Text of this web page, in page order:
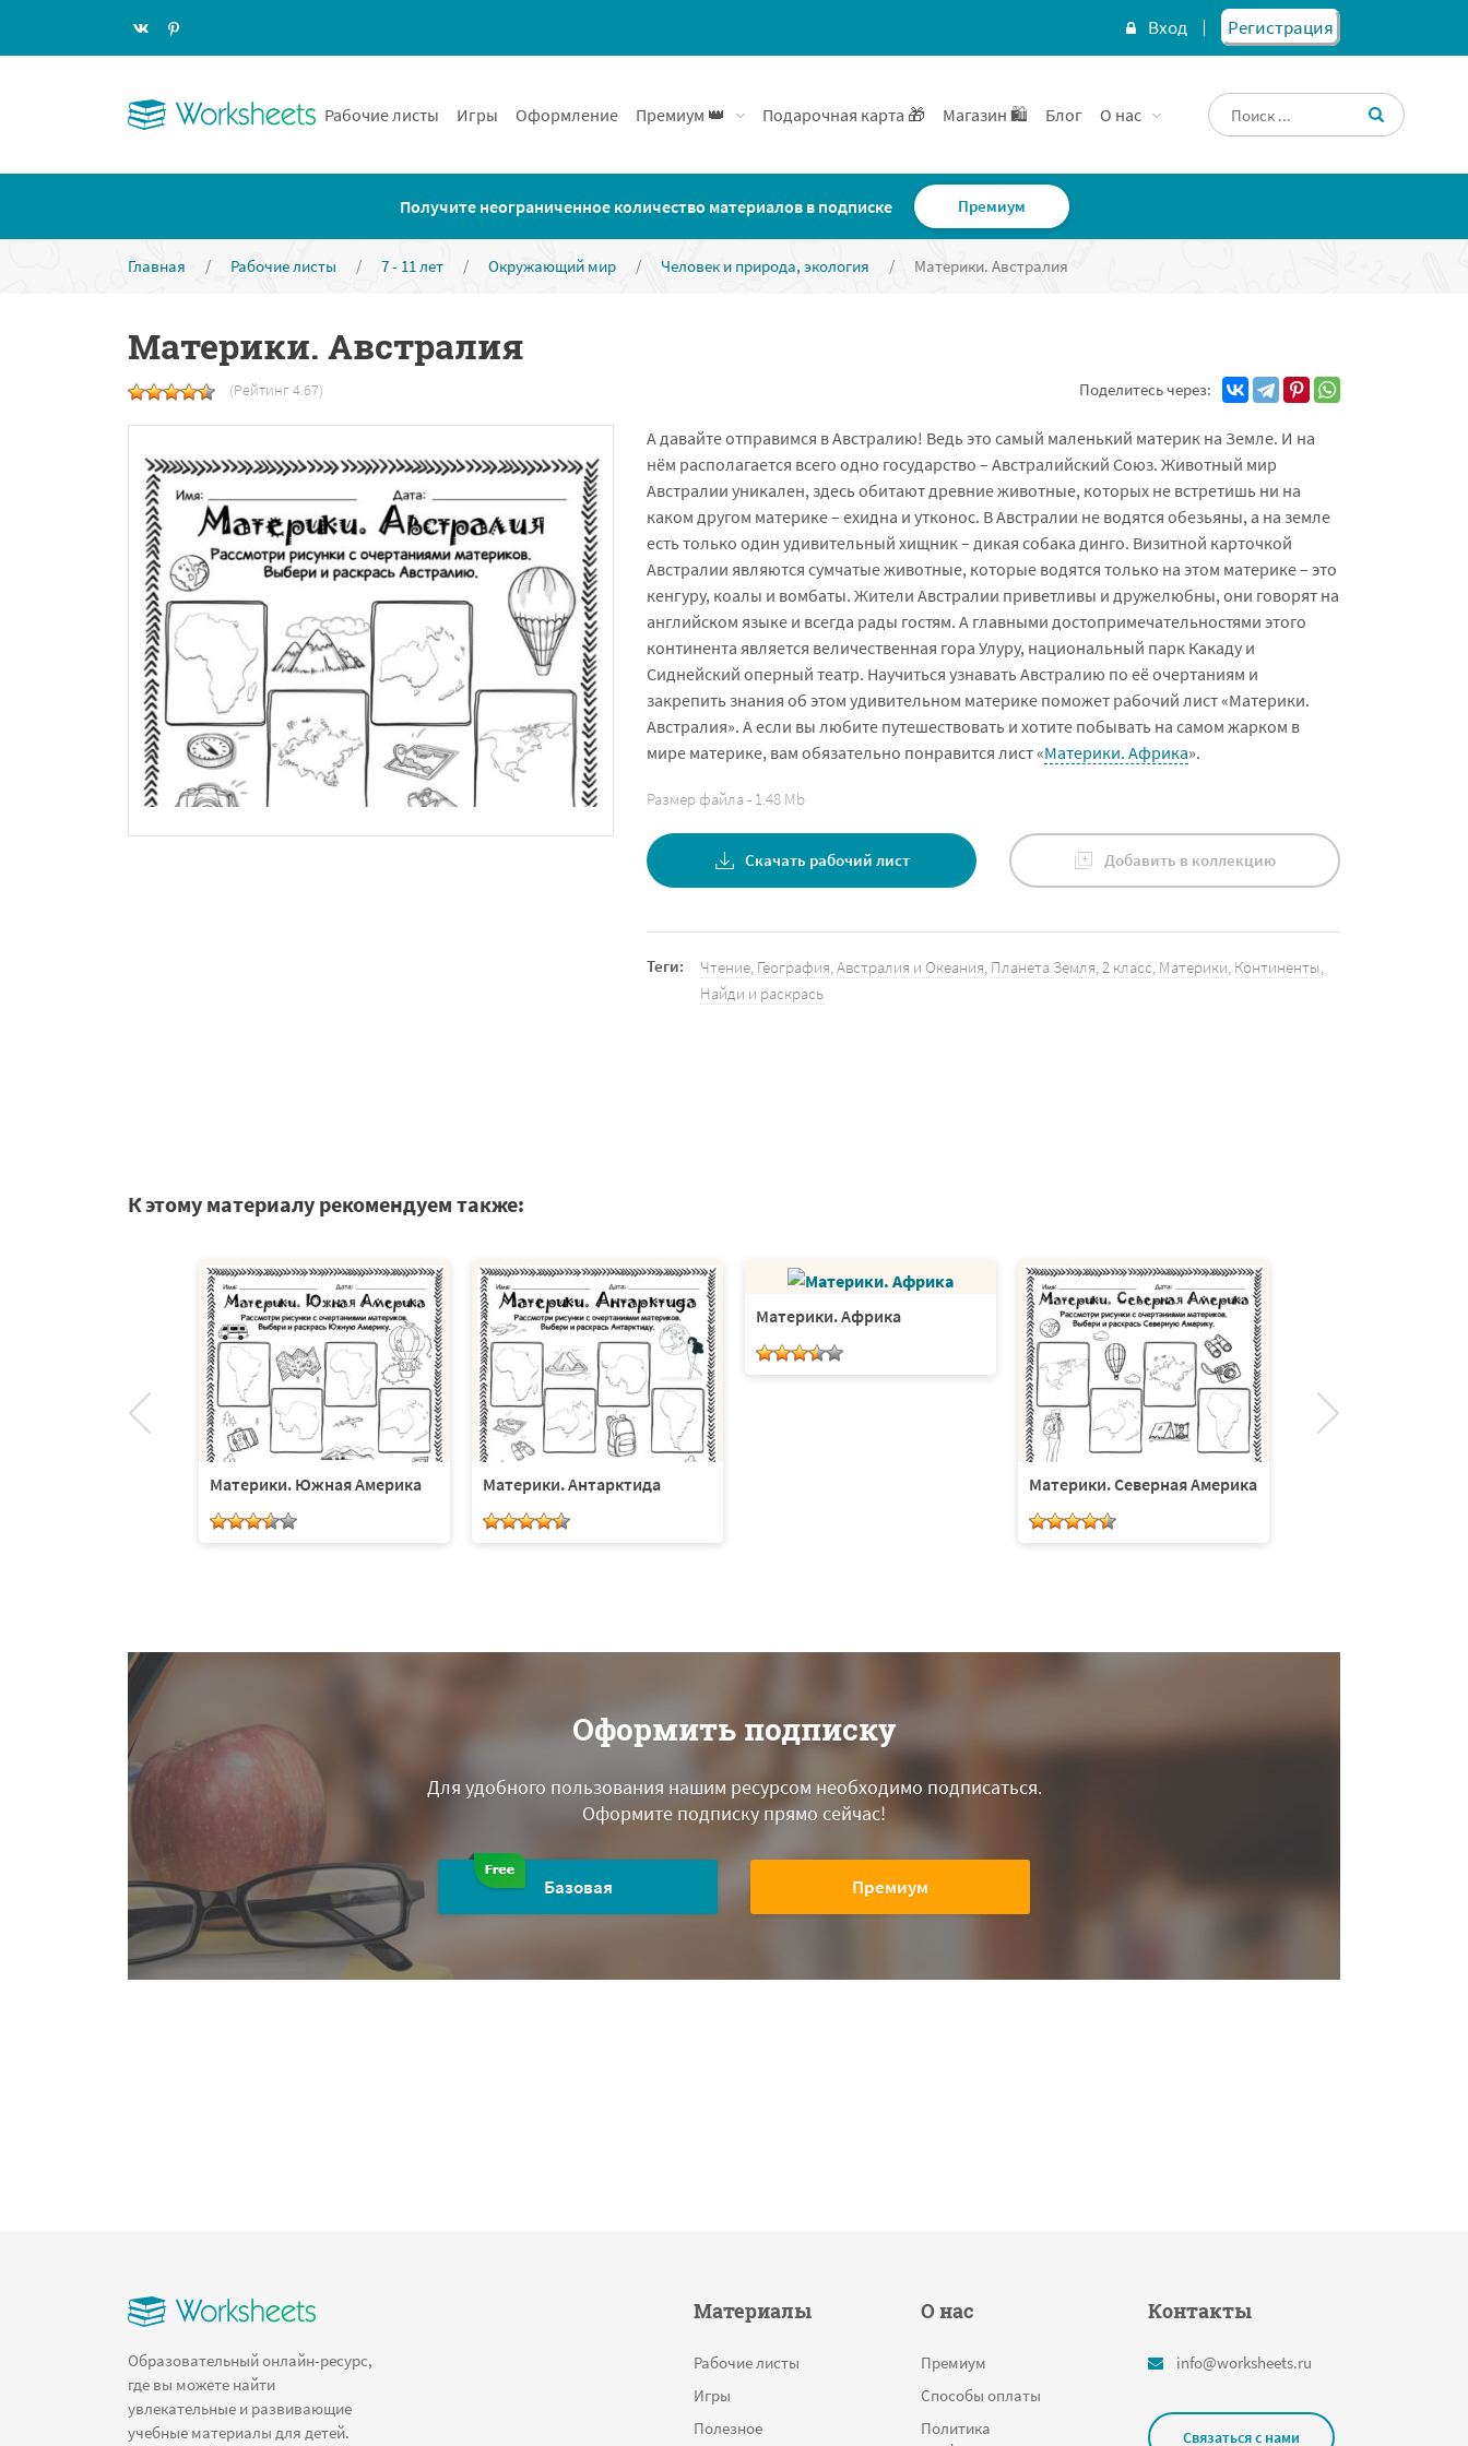
Вход Регистрация
Рабочие листы Игры Оформление Премиум 👑 Подарочная карта 🎁 Магазин 🛍️ Блог О нас
Получите неограниченное количество материалов в подписке Премиум
Главная / Рабочие листы / 7 - 11 лет / Окружающий мир / Человек и природа, экология / Материки. Австралия
Материки. Австралия
(Рейтинг 4.67) Поделитесь через:
А давайте отправимся в Австралию! Ведь это самый маленький материк на Земле. И на
нём располагается всего одно государство – Австралийский Союз. Животный мир
Австралии уникален, здесь обитают древние животные, которых не встретишь ни на
каком другом материке – ехидна и утконос. В Австралии не водятся обезьяны, а на земле
есть только один удивительный хищник – дикая собака динго. Визитной карточкой
Австралии являются сумчатые животные, которые водятся только на этом материке – это
кенгуру, коалы и вомбаты. Жители Австралии приветливы и дружелюбны, они говорят на
английском языке и всегда рады гостям. А главными достопримечательностями этого
континента является величественная гора Улуру, национальный парк Какаду и
Сиднейский оперный театр. Научиться узнавать Австралию по её очертаниям и
закрепить знания об этом удивительном материке поможет рабочий лист «Материки.
Австралия». А если вы любите путешествовать и хотите побывать на самом жарком в
мире материке, вам обязательно понравится лист «Материки. Африка».
Размер файла - 1.48 Mb
Скачать рабочий лист Добавить в коллекцию
Теги: Чтение, География,Австралия и Океания, Планета Земля,2 класс, Материки, Континенты,
Найди и раскрась
К этому материалу рекомендуем также:
Материки. Южная Америка Материки. Антарктида
Материки. Африка
Материки. Северная Америка
Оформить подписку
Для удобного пользования нашим ресурсом необходимо подписаться.
Оформите подписку прямо сейчас!
Базовая Премиум
Образовательный онлайн-ресурс,
где вы можете найти
увлекательные и развивающие
учебные материалы для детей.
Материалы
Рабочие листы
Игры
Полезное
О нас
Премиум
Способы оплаты
Политика
Контакты
info@worksheets.ru
Связаться с нами